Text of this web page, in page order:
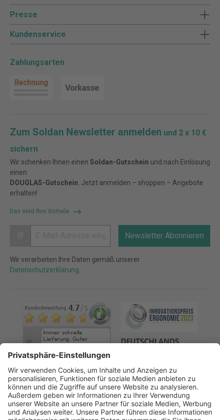
Presse
Kundenservice
Zahlungsarten
Zum Soldan Newsletter anmelden und 2 x 10 €
sichern
Wir schenken Ihnen einen Soldan-Gutschein und nach Einlösung
einen
DOUGLAS-Gutschein . Jetzt anmelden – shoppen – Angebote
erhalten!
Das sind Ihre Vorteile
Newsletter Abonnieren
Wir verarbeiten Ihre Daten gemäß unserer
Datenschutzerklärung